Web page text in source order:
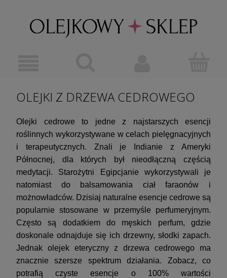
OLEJKI Z DRZEWA CEDROWEGO
Olejki cedrowe to jedne z najstarszych esencji
roślinnych wykorzystywane w celach pielęgnacyjnych
i terapeutycznych. Znali je Indianie z Ameryki
Północnej, dla których był nieodłączną częścią
medytacji. Starożytni Egipcjanie wykorzystywali je
natomiast do balsamowania ciał faraonów i
możnowładców. Dzisiaj naturalne esencje cedrowe są
popularnie stosowane w przemyśle perfumeryjnym.
Często są dodatkiem do męskich perfum, gdzie
doskonale odnajduje się ich drzewny, słodki zapach.
Jednak olejek eteryczny z drzewa cedrowego ma
znacznie szersze spektrum działania. Zobacz, co
potrafią czyste esencje o 100% wartości